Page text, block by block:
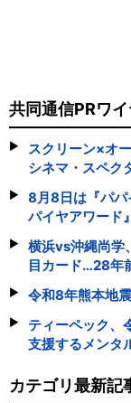
共同通信PRワ
スクリーン×オ
シネマ・スペク
8月8日は『パパ
パイヤアワード
横浜vs沖縄尚
目カード…28年
令和8年熊本地
ティーペック、
支援するメンタ
カテゴリ最新記